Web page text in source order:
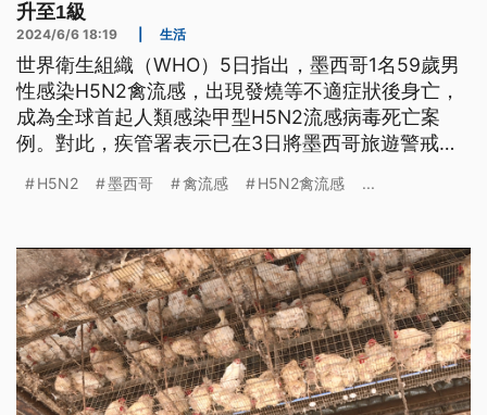
升至1級
2024/6/6 18:19 生活
世界衛生組織（WHO）5日指出，墨西哥1名59歲男
性感染H5N2禽流感，出現發燒等不適症狀後身亡，
成為全球首起人類感染甲型H5N2流感病毒死亡案
例。對此，疾管署表示已在3日將墨西哥旅遊警戒提
H5N2 墨西哥 禽流感 H5N2禽流感 ...